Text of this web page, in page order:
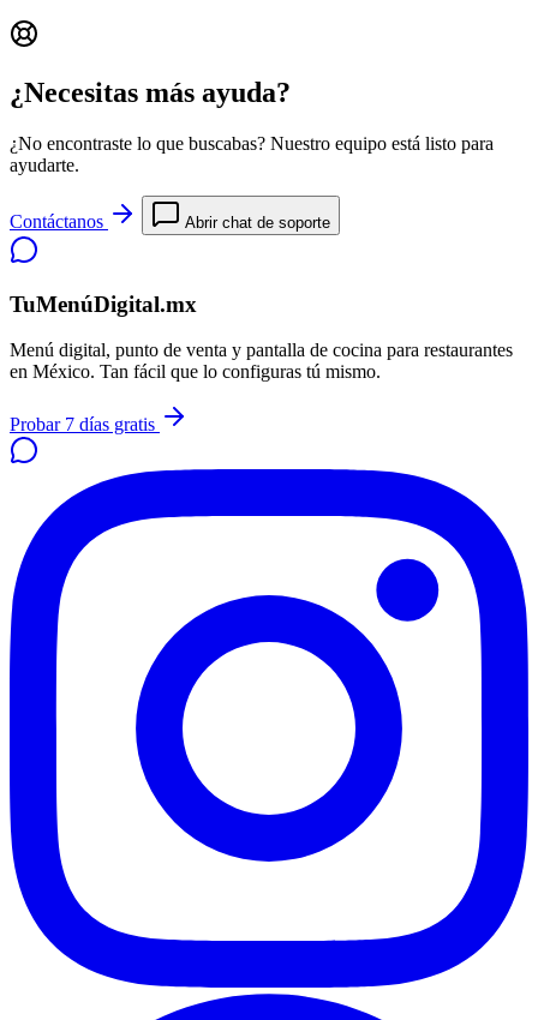
¿Necesitas más ayuda?
¿No encontraste lo que buscabas? Nuestro equipo está listo para
ayudarte.
Contáctanos Abrir chat de soporte
TuMenúDigital.mx
Menú digital, punto de venta y pantalla de cocina para restaurantes
en México. Tan fácil que lo configuras tú mismo.
Probar 7 días gratis